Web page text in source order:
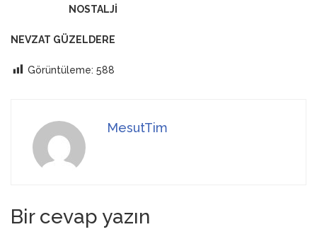
NOSTALJİ
NEVZAT GÜZELDERE
Görüntüleme: 588
MesutTim
Bir cevap yazın